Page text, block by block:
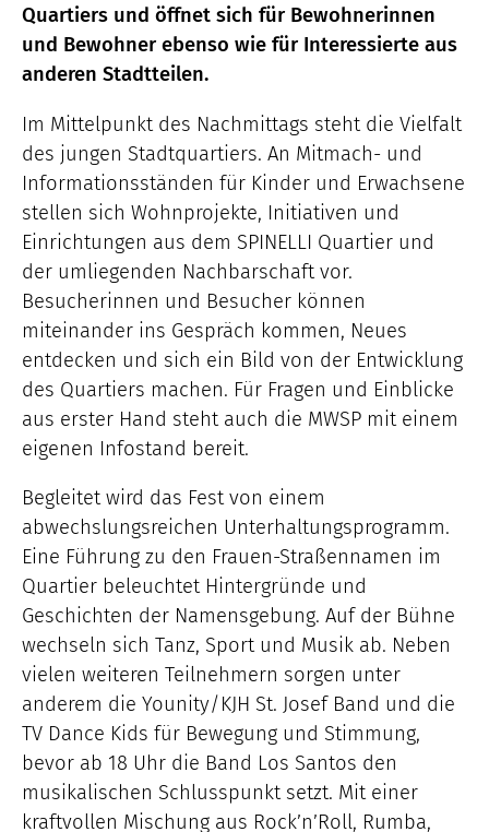
Quartiers und öffnet sich für Bewohnerinnen
und Bewohner ebenso wie für Interessierte aus
anderen Stadtteilen.
Im Mittelpunkt des Nachmittags steht die Vielfalt
des jungen Stadtquartiers. An Mitmach- und
Informationsständen für Kinder und Erwachsene
stellen sich Wohnprojekte, Initiativen und
Einrichtungen aus dem SPINELLI Quartier und
der umliegenden Nachbarschaft vor.
Besucherinnen und Besucher können
miteinander ins Gespräch kommen, Neues
entdecken und sich ein Bild von der Entwicklung
des Quartiers machen. Für Fragen und Einblicke
aus erster Hand steht auch die MWSP mit einem
eigenen Infostand bereit.
Begleitet wird das Fest von einem
abwechslungsreichen Unterhaltungsprogramm.
Eine Führung zu den Frauen-Straßennamen im
Quartier beleuchtet Hintergründe und
Geschichten der Namensgebung. Auf der Bühne
wechseln sich Tanz, Sport und Musik ab. Neben
vielen weiteren Teilnehmern sorgen unter
anderem die Younity/KJH St. Josef Band und die
TV Dance Kids für Bewegung und Stimmung,
bevor ab 18 Uhr die Band Los Santos den
musikalischen Schlusspunkt setzt. Mit einer
kraftvollen Mischung aus Rock’n’Roll, Rumba,